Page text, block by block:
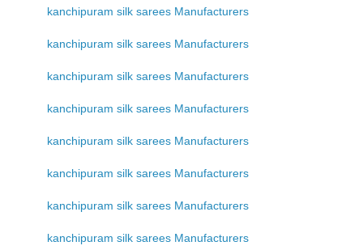
kanchipuram silk sarees Manufacturers
kanchipuram silk sarees Manufacturers
kanchipuram silk sarees Manufacturers
kanchipuram silk sarees Manufacturers
kanchipuram silk sarees Manufacturers
kanchipuram silk sarees Manufacturers
kanchipuram silk sarees Manufacturers
kanchipuram silk sarees Manufacturers